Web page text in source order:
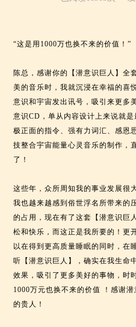
“这是用1000万也换不来的价值！”
陈总，感谢你的【潜意识巨人】全
美的音乐时，我就沉浸在幸福的喜
意识和宇宙发出讯号，吸引来更多
意识CD，单从内容设计上来说就
极正面的指令、强有力词汇、感恩
技整合宇宙能量心灵音乐的制作，
了！
这些年，众所周知我的事业发展很
我也越来越感到俗世浮名所带来的
的占用，现在有了这套【潜意识巨
松和快乐，而这正是我所要的！更
以在得到更高质量睡眠的同时，在
听【潜意识巨人】，确实在我生命
效果，吸引了更多美好的事物，时
1000万元也换不来的价值 ！感谢
的贵人！